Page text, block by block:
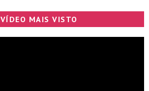
VÍDEO MAIS VISTO